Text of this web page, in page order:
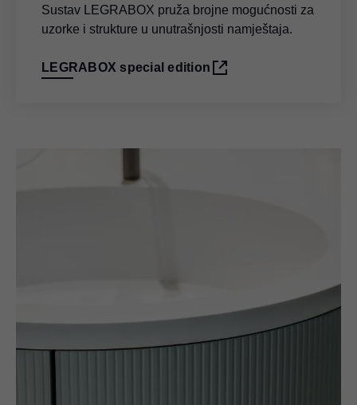
Sustav LEGRABOX pruža brojne mogućnosti za
uzorke i strukture u unutrašnjosti namještaja.
LEGRABOX special edition